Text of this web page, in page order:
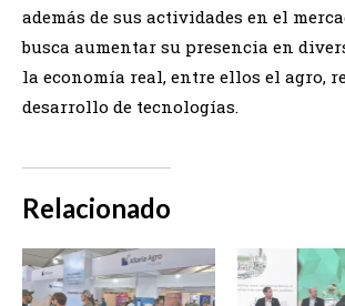
además de sus actividades en el
busca aumentar su presencia en
la economía real, entre ellos el agro,
desarrollo de tecnologías.
Relacionado